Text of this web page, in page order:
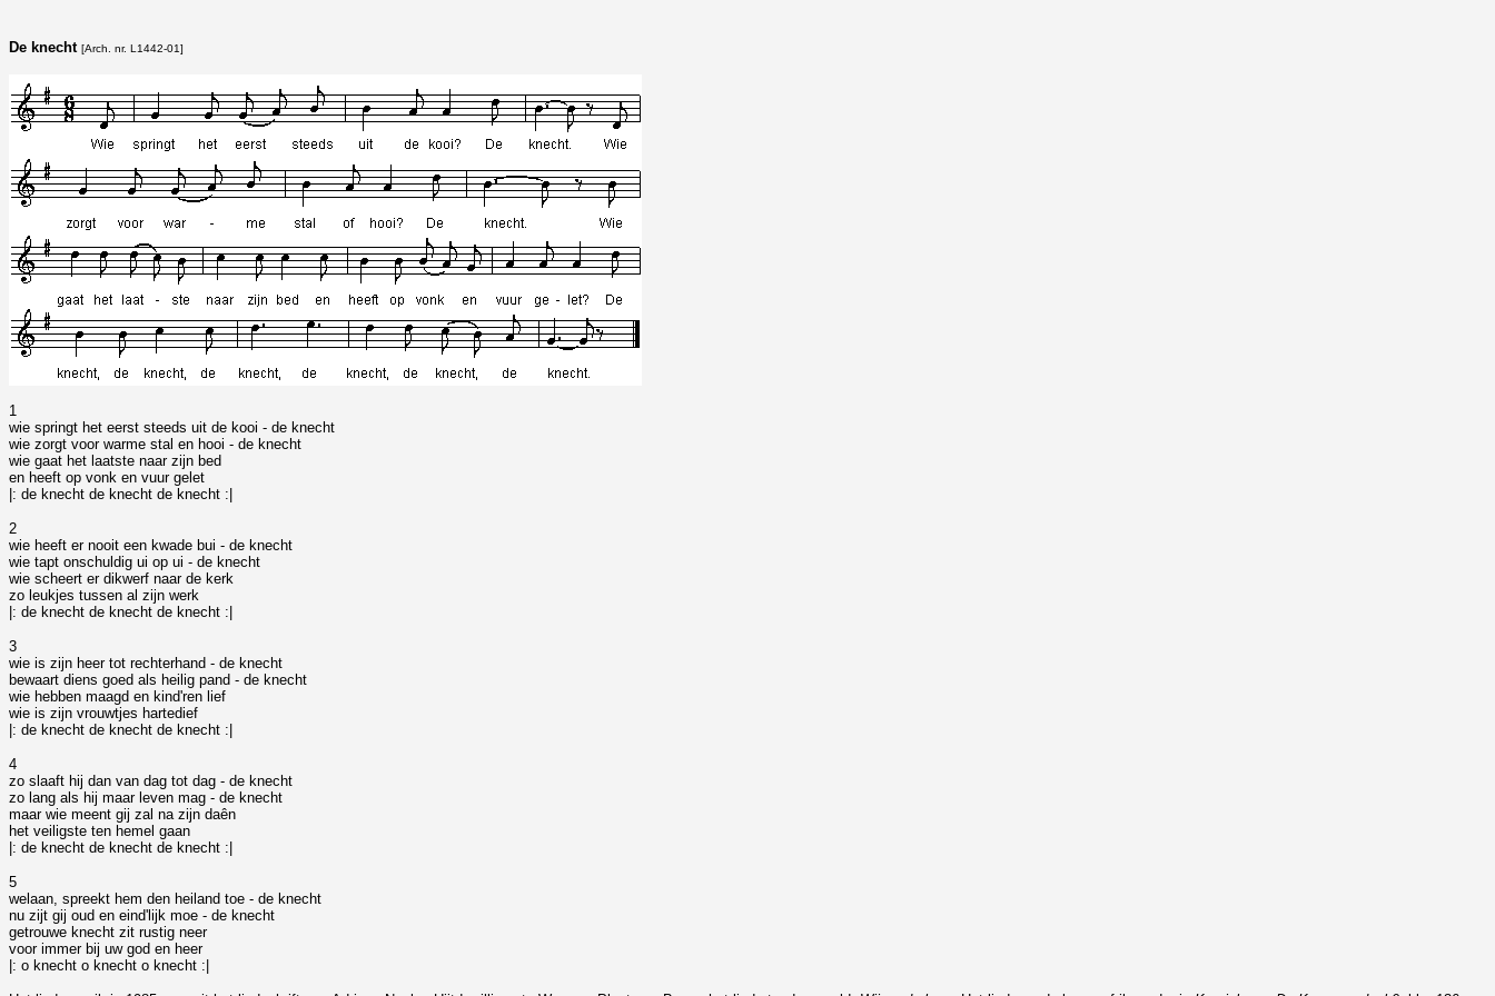
De knecht [Arch. nr. L1442-01]
1
wie springt het eerst steeds uit de kooi - de knecht
wie zorgt voor warme stal en hooi - de knecht
wie gaat het laatste naar zijn bed
en heeft op vonk en vuur gelet
|: de knecht de knecht de knecht :|
2
wie heeft er nooit een kwade bui - de knecht
wie tapt onschuldig ui op ui - de knecht
wie scheert er dikwerf naar de kerk
zo leukjes tussen al zijn werk
|: de knecht de knecht de knecht :|
3
wie is zijn heer tot rechterhand - de knecht
bewaart diens goed als heilig pand - de knecht
wie hebben maagd en kind'ren lief
wie is zijn vrouwtjes hartedief
|: de knecht de knecht de knecht :|
4
zo slaaft hij dan van dag tot dag - de knecht
zo lang als hij maar leven mag - de knecht
maar wie meent gij zal na zijn daên
het veiligste ten hemel gaan
|: de knecht de knecht de knecht :|
5
welaan, spreekt hem den heiland toe - de knecht
nu zijt gij oud en eind'lijk moe - de knecht
getrouwe knecht zit rustig neer
voor immer bij uw god en heer
|: o knecht o knecht o knecht :|